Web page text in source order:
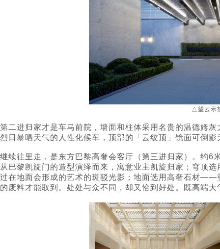
△望云示
第二进归家才是车马前院，墙面和柱体采用名贵的温德姆
烈日暴晒天气的人性化候车，顶部的「云纹顶」镜面可倒
继续往里走，是东方巴黎高奢会客厅（第三进归家）。约
从巴黎凯旋门的造型演绎而来，寓意业主凯旋归家；穹顶
过在地面会形成的艺术的斑驳光影；地面选用高奢石材——
的废料才能取到。处处与众不同，却又恰到好处。既高端